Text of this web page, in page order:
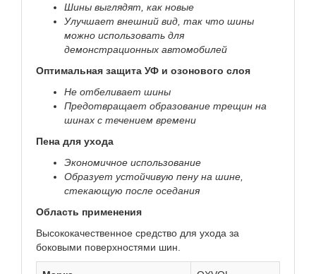
Шины выглядят, как новые
Улучшает внешний вид, так что шины
можно использовать для
демонстрационных автомобилей
Оптимальная защита УФ и озонового слоя
Не отбеливает шины
Предотвращает образование трещин на
шинах с течением времени
Пена для ухода
Экономичное использование
Образует устойчивую пену на шине,
стекающую после оседания
Область применения
Высококачественное средство для ухода за
боковыми поверхностями шин.